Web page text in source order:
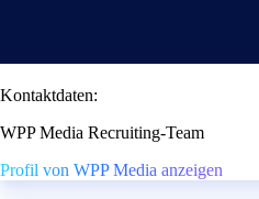
Kontaktdaten:
WPP Media Recruiting-Team
Profil von WPP Media anzeigen